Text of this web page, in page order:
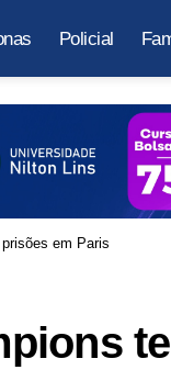
Policial
em Paris